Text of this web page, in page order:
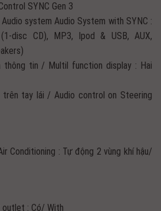
SYNC Gen 3
system Audio System with SYNC :
disc CD), MP3, Ipod & USB, AUX,
thông tin / Multil function display : Hai
trên tay lái / Audio control on Steering
Conditioning : Tự động 2 vùng khí hậu/
outlet : Có/ With